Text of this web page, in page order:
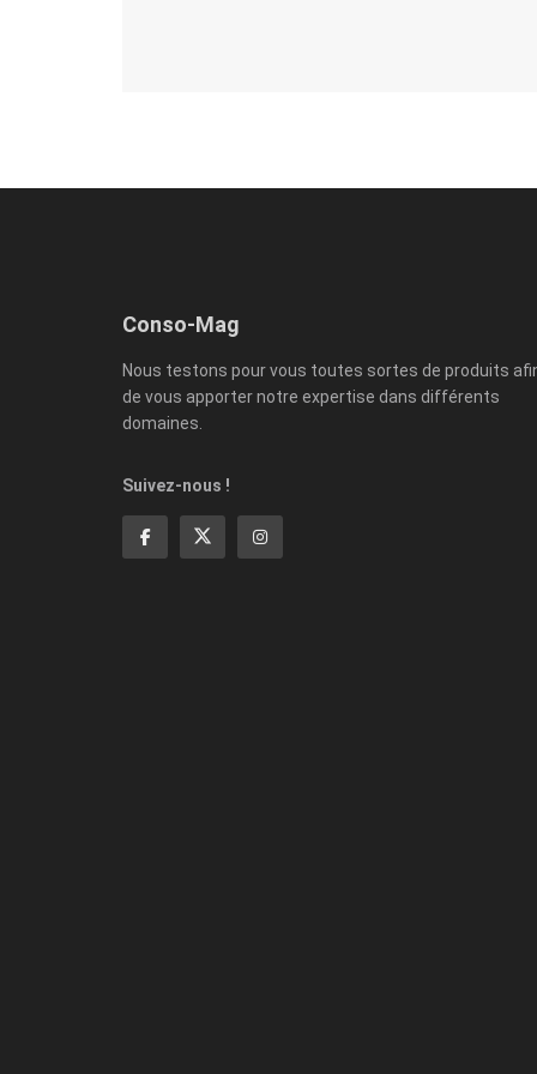
Conso-Mag
Nous testons pour vous toutes sortes de produits
de vous apporter notre expertise dans différents
domaines.
Suivez-nous !